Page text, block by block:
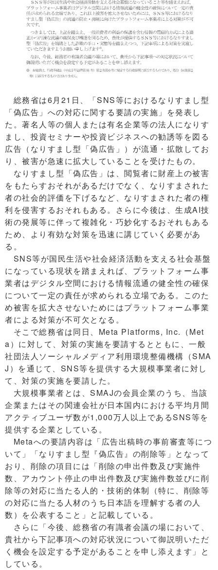
総務省は6月21日、「SNS等におけるなりすまし型
「偽広告」への対応に関する要請の実施」を発表し
た。著名人等の個人または有名企業等の法人になりす
まし、投資セミナーや投資ビジネスへの勧誘等を図る
広告（なりすまし型「偽広告」）が流通・拡散してお
り、被害が急速に拡大していることを受けたもの。
なりすまし型「偽広告」は、閲覧者に財産上の被害
をもたらすおそれがあるだけでなく、なりすまされた
者の社会的評価を下げるなど、なりすまされた者の権
利を侵害するおそれもある。さらに今後は、生成AI技
術の発展等に伴って複雑化・巧妙化するおそれもある
ため、より有効な対策を迅速に講じていく必要があ
る。
SNS等が国民生活や社会経済活動を支える社会基盤
になっている現状を踏まえれば、プラットフォーム事
業者はデジタル空間における情報流通の健全性の確保
について一定の責任が求められる立場である。このた
め被害を拡大させないためにはプラットフォーム事業
者による対策が不可欠となる。
そこで総務省は同日、Meta Platforms, Inc.（Met
a）に対して、対策の実施を要請するとともに、一般
社団法人ソーシャルメディア利用環境整備機構（SMA
J）を通じて、SNS等を提供する大規模事業者に対し
て、対策の実施を要請した。
大規模事業者とは、SMAJの会員企業のうち、当該
企業またはその関連会社が日本国内における平均月間
アクティブユーザ数が1,000万人以上であるSNS等を
提供する企業としている。
Metaへの要請内容は「広告出稿時の事前審査等につ
いて」「なりすまし型『偽広告』の削除等」となって
おり、削除の項目には「削除の申出件数及び実施件
数、アカウント停止の申出件数及び実施件数並びに削
除等の対応に当たる人的・技術的体制（特に、削除等
の対応に当たる人材のうち日本語を理解する者の人
数）を公表すること」と記載している。
さらに「今後、総務省の有識者会議の場において、
貴社から下記事項への対応状況について御説明いただ
く機会を設定する予定があることを申し添えます」と
している。